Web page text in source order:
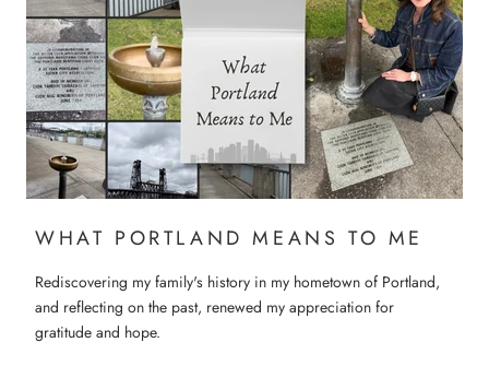
WHAT PORTLAND MEANS TO ME
Rediscovering my family's history in my hometown of Portland,
and reflecting on the past, renewed my appreciation for
gratitude and hope.